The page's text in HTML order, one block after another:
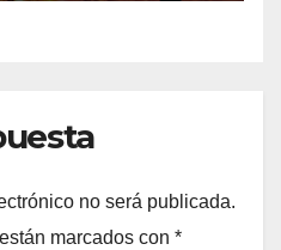
no será publicada.
marcados con *